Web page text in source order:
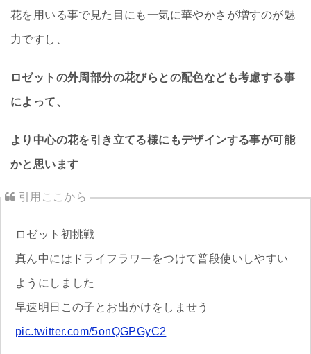
花を用いる事で見た目にも一気に華やかさが増すのが魅
力ですし、
ロゼットの外周部分の花びらとの配色なども考慮する事
によって、
より中心の花を引き立てる様にもデザインする事が可能
かと思います
ロゼット初挑戦
真ん中にはドライフラワーをつけて普段使いしやすい
ようにしました
早速明日この子とお出かけをしませう
pic.twitter.com/5onQGPGyC2